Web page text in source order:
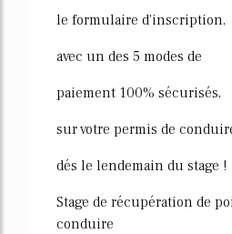
le formulaire d'inscription,
avec un des 5 modes de
paiement 100% sécurisés,
sur votre permis de
dés le lendemain du stage !
Stage de récupération de
conduire